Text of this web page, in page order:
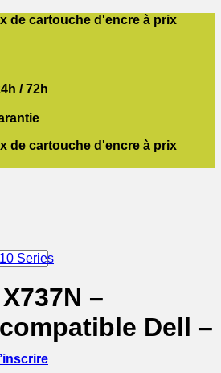
de cartouche d'encre à prix
/ 72h
de cartouche d'encre à prix
Series
–
Dell –